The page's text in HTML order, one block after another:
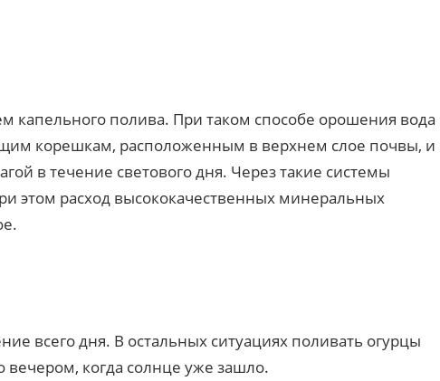
капельного полива. При таком способе орошения вода
корешкам, расположенным в верхнем слое почвы, и
в течение светового дня. Через такие системы
этом расход высококачественных минеральных
всего дня. В остальных ситуациях поливать огурцы
когда солнце уже зашло.